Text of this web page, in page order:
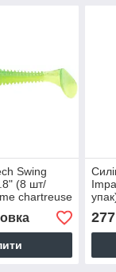
Swing
(8 шт/
chartreuse
277